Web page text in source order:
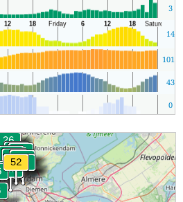
3
14
1016
43
0